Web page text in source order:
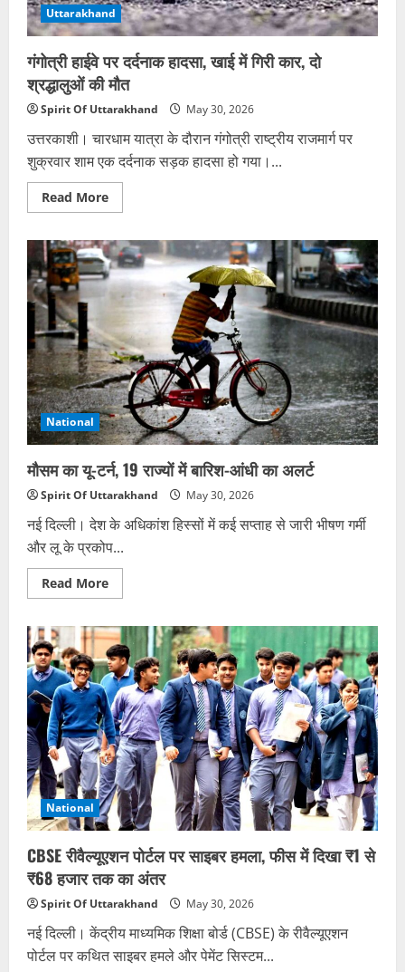
Uttarakhand
गंगोत्री हाईवे पर दर्दनाक हादसा, खाई में गिरी कार, दो
श्रद्धालुओं की मौत
Spirit Of Uttarakhand May 30, 2026
उत्तरकाशी। चारधाम यात्रा के दौरान गंगोत्री राष्ट्रीय राजमार्ग पर
शुक्रवार शाम एक दर्दनाक सड़क हादसा हो गया।...
Read MoreRead
more
हाईवे
पर
दर्दनाक
हादसा,
खाई
कार,
दो
श्रद्धालुओं
की
मौत
National
मौसम का यू-टर्न, 19 राज्यों में बारिश-आंधी का अलर्ट
Spirit Of Uttarakhand May 30, 2026
नई दिल्ली। देश के अधिकांश हिस्सों में कई सप्ताह से जारी भीषण गर्मी
और लू के प्रकोप...
Read MoreRead
more
का
यू-
टर्न,
19
राज्यों
में
बारिश-
आंधी
का
अलर्ट
National
CBSE रीवैल्यूएशन पोर्टल पर साइबर हमला, फीस में दिखा ₹1 से
₹68 हजार तक का अंतर
Spirit Of Uttarakhand May 30, 2026
नई दिल्ली। केंद्रीय माध्यमिक शिक्षा बोर्ड (CBSE) के रीवैल्यूएशन
पोर्टल पर कथित साइबर हमले और पेमेंट सिस्टम...